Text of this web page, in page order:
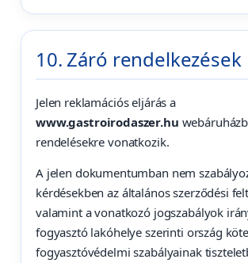
10. Záró rendelkezések
Jelen reklamációs eljárás a
www.gastroirodaszer.hu
rendelésekre vonatkozik.
A jelen dokumentumban nem
kérdésekben az általános szerződési
valamint a vonatkozó jogszabályok
fogyasztó lakóhelye szerinti ország
fogyasztóvédelmi szabályainak